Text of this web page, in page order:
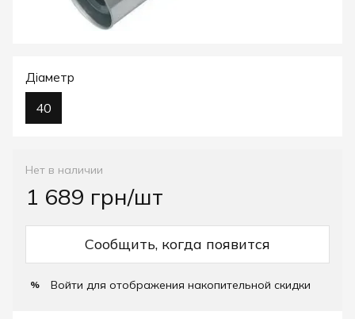
Діаметр
40
Нет в наличии
1 689 грн/шт
Сообщить, когда появится
% Войти для отображения накопительной скидки